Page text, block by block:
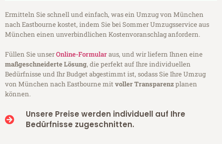
Ermitteln Sie schnell und einfach, was ein Umzug von München
nach Eastbourne kostet, indem Sie bei Sommer Umzugsservice aus
München einen unverbindlichen Kostenvoranschlag anfordern.
Füllen Sie unserOnline-Formularaus, und wir liefern Ihnen eine
maßgeschneiderte Lösung, die perfekt auf Ihre individuellen
Bedürfnisse und Ihr Budget abgestimmt ist, sodass Sie Ihre Umzug
von München nach Eastbourne mitvoller Transparenzplanen
können.
Unsere Preise werden individuell auf Ihre
Bedürfnisse zugeschnitten.